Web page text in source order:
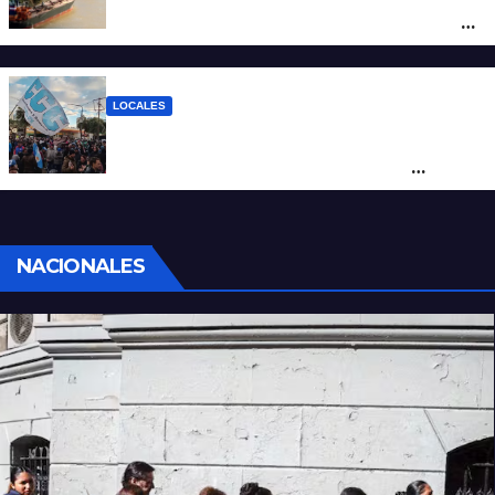
posicionar los puertos del sur de Santa Fe
como salida para las exportaciones
LOCALES
sociales y sindicales
NACIONALES